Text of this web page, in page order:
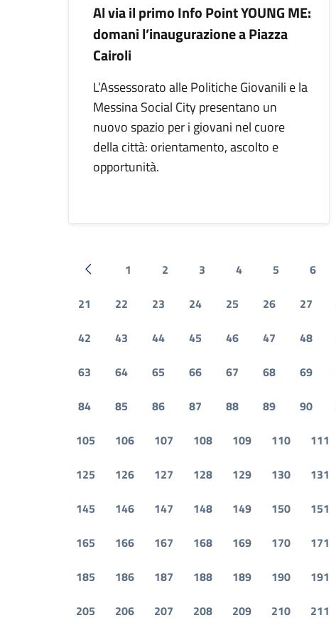
Al via il primo Info Point YOUNG ME:
domani l’inaugurazione a Piazza
Cairoli
L’Assessorato alle Politiche Giovanili e la
Messina Social City presentano un
nuovo spazio per i giovani nel cuore
della città: orientamento, ascolto e
opportunità.
Pagina precedente
1 2 3 4 5 6
21
22 23 24 25 26 27
42
43 44 45 46 47 48
63
64 65 66 67 68 69
84
85 86 87 88 89 90
105
106 107 108 109 110 111
125
126 127 128 129 130 131
145
146 147 148 149 150 151
165
166 167 168 169 170 171
185
186 187 188 189 190 191
205
206 207 208 209 210 211